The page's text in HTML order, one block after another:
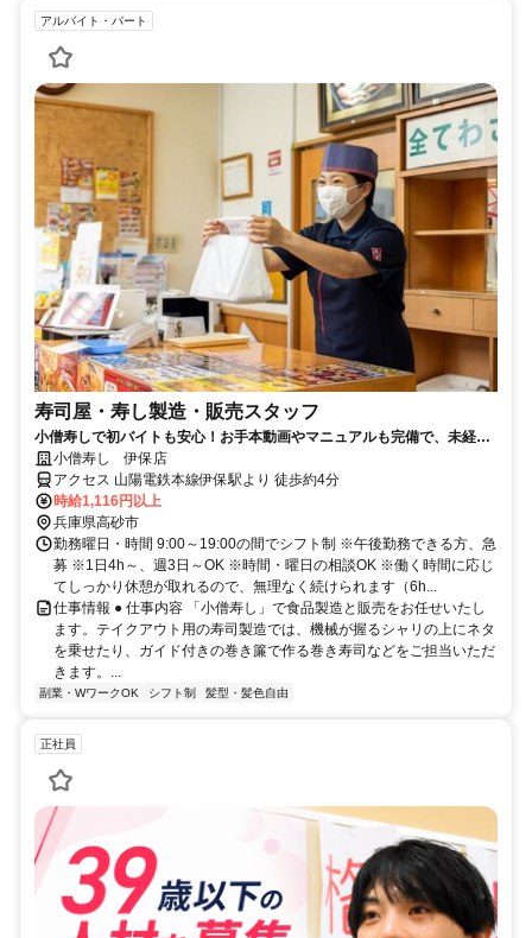
アルバイト・パート
寿司屋・寿し製造・販売スタッフ
小僧寿しで初バイトも安心！お手本動画やマニュアルも完備で、未経験
の方でもすぐに慣れます◎
小僧寿し 伊保店
アクセス 山陽電鉄本線伊保駅より 徒歩約4分
時給1,116円以上
兵庫県高砂市
勤務曜日・時間 9:00～19:00の間でシフト制 ※午後勤務できる方、急
募 ※1日4h～、週3日～OK ※時間・曜日の相談OK ※働く時間に応じ
てしっかり休憩が取れるので、無理なく続けられます（6h...
仕事情報 ● 仕事内容 「小僧寿し」で食品製造と販売をお任せいたし
ます。テイクアウト用の寿司製造では、機械が握るシャリの上にネタ
を乗せたり、ガイド付きの巻き簾で作る巻き寿司などをご担当いただ
きます。...
副業・WワークOK シフト制 髪型・髪色自由
正社員